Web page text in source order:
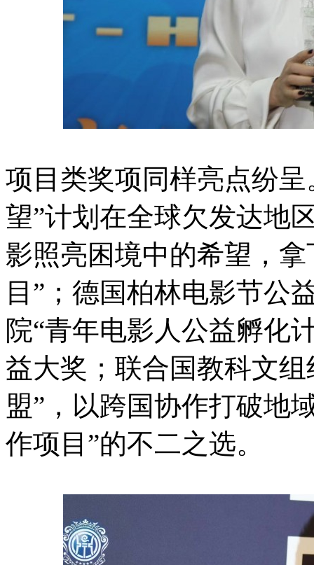
项目类奖项同样亮点纷
望”计划在全球欠发达地
影照亮困境中的希望，
目”；德国柏林电影节公
院“青年电影人公益孵化
益大奖；联合国教科文
盟”，以跨国协作打破地
作项目”的不二之选。